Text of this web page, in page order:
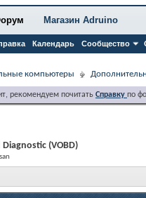
Календарь Сообщество
Магазин Adruino
компьютеры
рекомендуем почитать Справку по
(VOBD)